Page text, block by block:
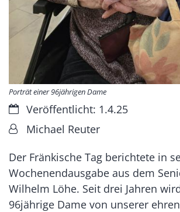
Porträt einer 96jährigen Dame
Datum:Veröffentlicht: 1.4.25
Von:Michael Reuter
Der Fränkische Tag berichtete in
Wochenendausgabe aus dem
Wilhelm Löhe. Seit drei Jahren
96jährige Dame von unserer